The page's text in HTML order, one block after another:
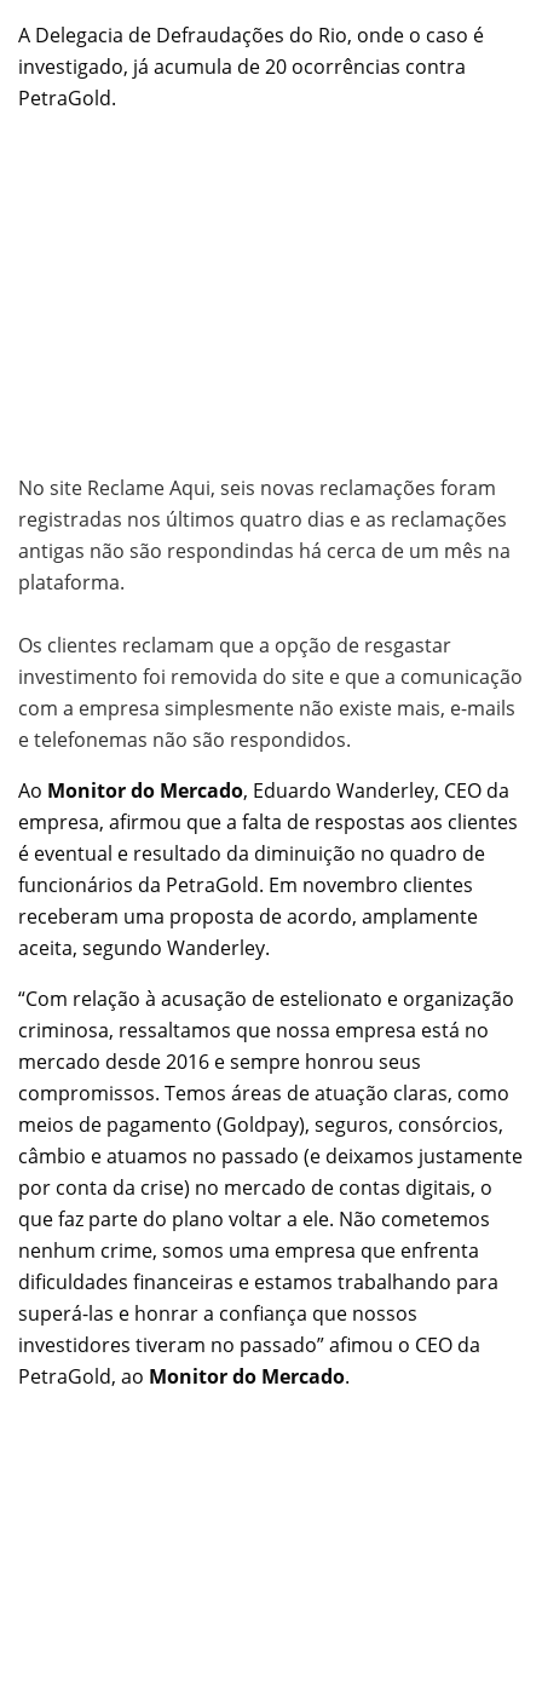
A Delegacia de Defraudações do Rio, onde o caso é
investigado, já acumula de 20 ocorrências contra
PetraGold.
No site Reclame Aqui, seis novas reclamações foram
registradas nos últimos quatro dias e as reclamações
antigas não são respondindas há cerca de um mês na
plataforma.
Os clientes reclamam que a opção de resgastar
investimento foi removida do site e que a comunicação
com a empresa simplesmente não existe mais, e-mails
e telefonemas não são respondidos.
Ao Monitor do Mercado, Eduardo Wanderley, CEO da
empresa, afirmou que a falta de respostas aos clientes
é eventual e resultado da diminuição no quadro de
funcionários da PetraGold. Em novembro clientes
receberam uma proposta de acordo, amplamente
aceita, segundo Wanderley.
“Com relação à acusação de estelionato e organização
criminosa, ressaltamos que nossa empresa está no
mercado desde 2016 e sempre honrou seus
compromissos. Temos áreas de atuação claras, como
meios de pagamento (Goldpay), seguros, consórcios,
câmbio e atuamos no passado (e deixamos justamente
por conta da crise) no mercado de contas digitais, o
que faz parte do plano voltar a ele. Não cometemos
nenhum crime, somos uma empresa que enfrenta
dificuldades financeiras e estamos trabalhando para
superá-las e honrar a confiança que nossos
investidores tiveram no passado” afimou o CEO da
PetraGold, ao Monitor do Mercado.